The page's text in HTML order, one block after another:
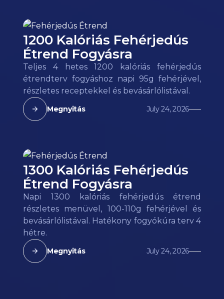
1200 Kalóriás Fehérjedús
Étrend Fogyásra
Teljes 4 hetes 1200 kalóriás fehérjedús
étrendterv fogyáshoz napi 95g fehérjével,
részletes receptekkel és bevásárlólistával.
Megnyitás July 24, 2026
1300 Kalóriás Fehérjedús
Étrend Fogyásra
Napi 1300 kalóriás fehérjedús étrend
részletes menüvel, 100-110g fehérjével és
bevásárlólistával. Hatékony fogyókúra terv 4
hétre.
Megnyitás July 24, 2026